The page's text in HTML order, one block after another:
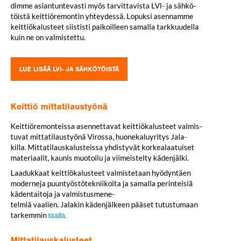
dimme asian­tun­te­vasti myös tar­vit­ta­vista LVI- ja säh­kö­
töistä keit­tiö­re­montin yhtey­dessä. Lopuksi asen­namme
keit­tiö­ka­lusteet siis­tisti pai­koilleen samalla tark­kuu­della
kuin ne on valmistettu.
LUE LISÄÄ LVI- JA SÄHKÖTÖISTÄ
Keittiö mittatilaustyönä
Keit­tiö­re­mon­teissa asen­net­tavat keit­tiö­ka­lusteet val­mis­
tuvat mit­ta­ti­laus­työnä Virossa, huo­ne­ka­lu­yritys Jala­
killa. Mit­ta­ti­laus­ka­lus­teissa yhdis­tyvät kor­kea­laa­tuiset
mate­ri­aalit, kaunis muo­toilu ja vii­meis­telty kädenjälki.
Laa­dukkaat keit­tiö­ka­lusteet val­mis­tetaan hyö­dyntäen
moderneja puun­työs­tö­tek­nii­koita ja samalla perin­teisiä
käden­taitoja ja val­mis­tus­me­ne­
telmiä vaalien. Jalakin käden­jälkeen pääset tutus­tumaan
tar­kemmintäällä.